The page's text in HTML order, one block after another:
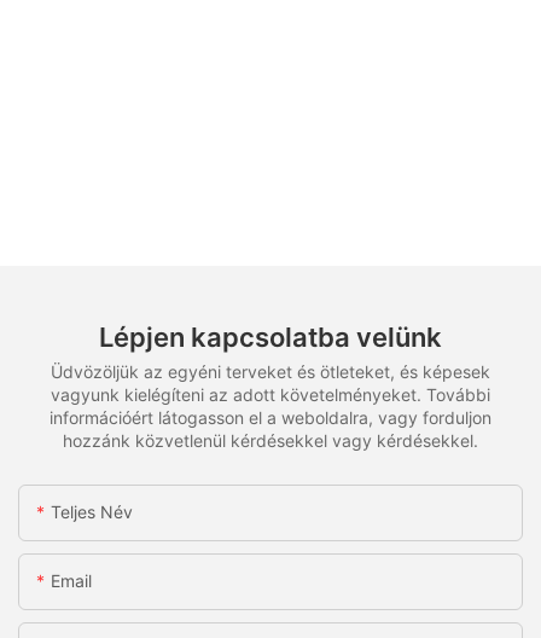
Lépjen kapcsolatba velünk
Üdvözöljük az egyéni terveket és ötleteket, és képesek
vagyunk kielégíteni az adott követelményeket. További
információért látogasson el a weboldalra, vagy forduljon
hozzánk közvetlenül kérdésekkel vagy kérdésekkel.
Teljes Név
Email